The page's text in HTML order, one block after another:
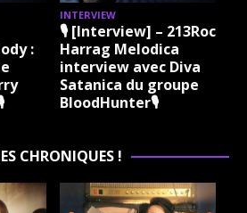
:
INTERVIEW
🎙 [Interview] – 213Rock
Harrag Melodica
interview avec Diva
Satanica du groupe
BloodHunter🎙
CHRONIQUES !